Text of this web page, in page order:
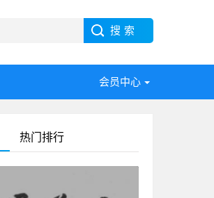
会员中心
热门排行